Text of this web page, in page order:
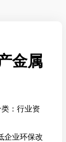
金属
类：行业资
企业环保改